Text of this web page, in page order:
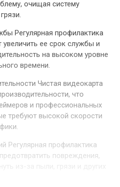
очищая систему
Регулярная профилактика
ее срок службы и
на высоком уровне
времени.
Чистая видеокарта
что
и профессиональных
требуют высокой скорости
Регулярная профилактика
повреждения,